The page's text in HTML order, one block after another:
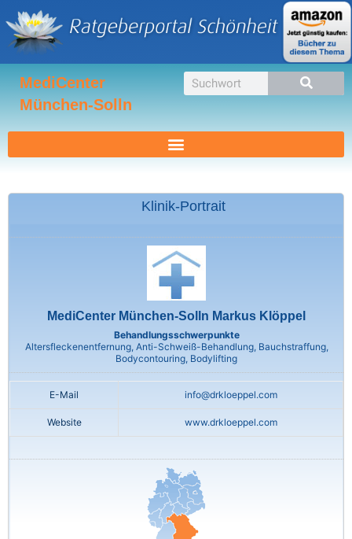
Inhalt
springen
MediCenter
München-Solln
Suche
Klinik-Portrait
MediCenter München-Solln Markus Klöppel
Behandlungsschwerpunkte
Altersfleckenentfernung, Anti-Schweiß-Behandlung, Bauchstraffung,
Bodycontouring, Bodylifting
E-Mail info@drkloeppel.com
Website www.drkloeppel.com